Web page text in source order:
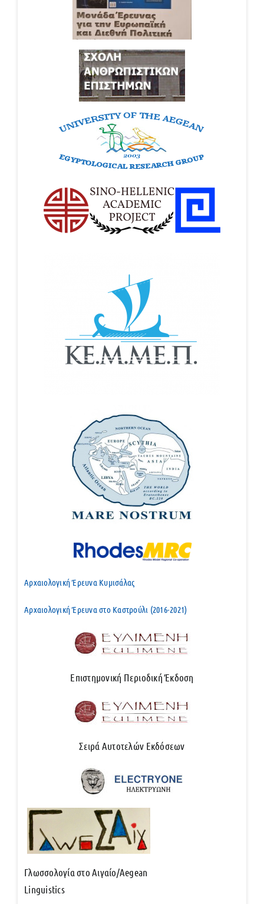
Αρχαιολογική Έρευνα Κυμισάλας
Αρχαιολογική Έρευνα στο Καστρούλι (2016-2021)
Επιστημονική Περιοδική Έκδοση
Σειρά Αυτοτελών Εκδόσεων
Γλωσσολογία στο Αιγαίο/Aegean
Linguistics